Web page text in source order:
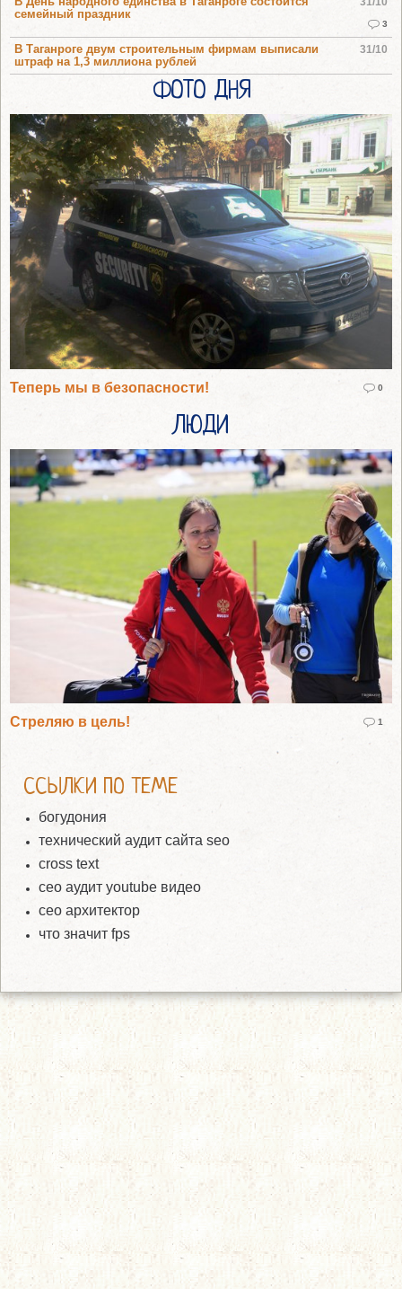
3
семейный праздник
31/10
В Таганроге двум строительным фирмам выписали
штраф на 1,3 миллиона рублей
ФОТО ДНЯ
Теперь мы в безопасности! 0
ЛЮДИ
Стреляю в цель! 1
ССЫЛКИ ПО ТЕМЕ
богудония
технический аудит сайта seo
cross text
сео аудит youtube видео
сео архитектор
что значит fps